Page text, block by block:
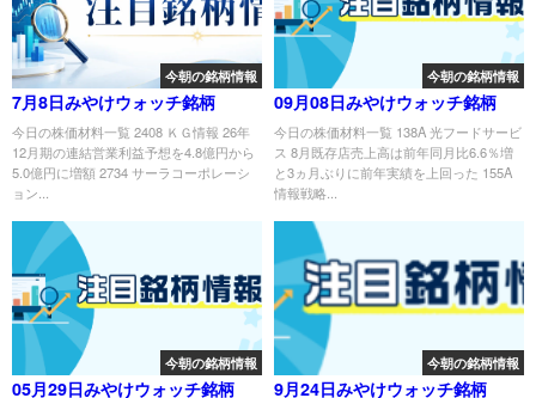
今朝の銘柄情報
7月8日みやけウォッチ銘柄
今日の株価材料一覧 2408 ＫＧ情報 26年
12月期の連結営業利益予想を4.8億円から
5.0億円に増額 2734 サーラコーポレーシ
ョン...
今朝の銘柄情報
09月08日みやけウォッチ銘柄
今日の株価材料一覧 138A 光フードサービ
ス 8月既存店売上高は前年同月比6.6％増
と3ヵ月ぶりに前年実績を上回った 155A
情報戦略...
今朝の銘柄情報
05月29日みやけウォッチ銘柄
今朝の銘柄情報
9月24日みやけウォッチ銘柄